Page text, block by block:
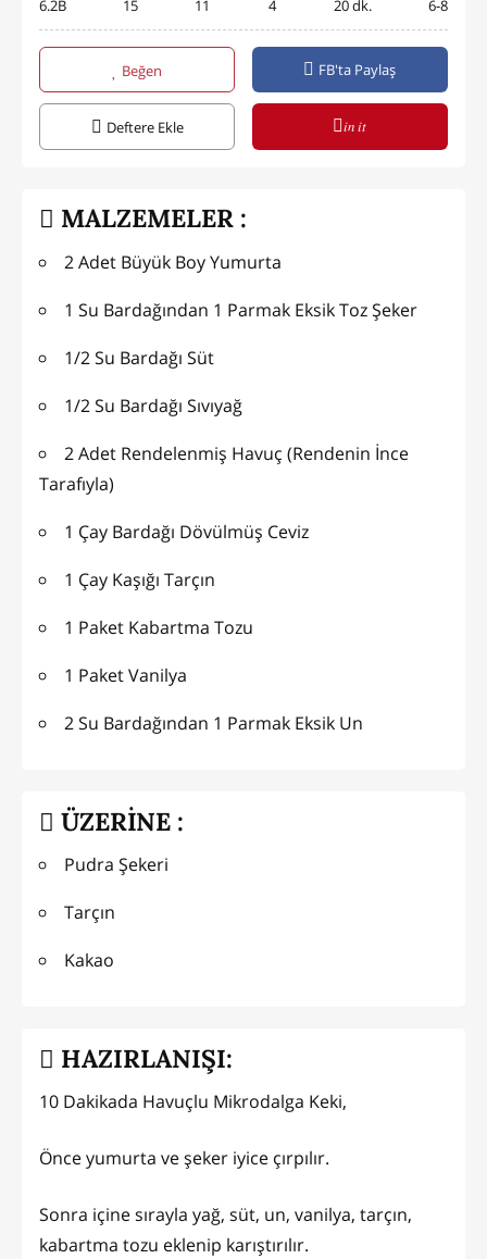
6.2B 15 11 4 20 dk. 6-8
Beğen FB'ta Paylaş
Deftere Ekle in it
MALZEMELER :
2 Adet Büyük Boy Yumurta
1 Su Bardağından 1 Parmak Eksik Toz Şeker
1/2 Su Bardağı Süt
1/2 Su Bardağı Sıvıyağ
2 Adet Rendelenmiş Havuç (Rendenin İnce
Tarafıyla)
1 Çay Bardağı Dövülmüş Ceviz
1 Çay Kaşığı Tarçın
1 Paket Kabartma Tozu
1 Paket Vanilya
2 Su Bardağından 1 Parmak Eksik Un
ÜZERİNE :
Pudra Şekeri
Tarçın
Kakao
HAZIRLANIŞI:
10 Dakikada Havuçlu Mikrodalga Keki,
Önce yumurta ve şeker iyice çırpılır.
Sonra içine sırayla yağ, süt, un, vanilya, tarçın,
kabartma tozu eklenip karıştırılır.